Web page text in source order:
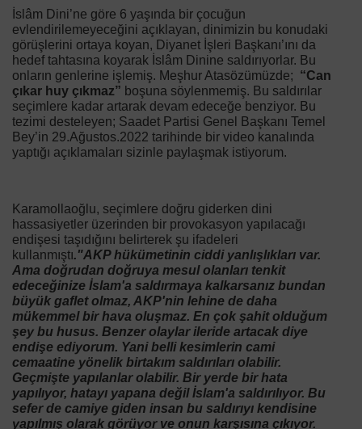
İslâm Dini’ne göre 6 yaşında bir çocuğun
evlendirilemeyeceğini açıklayan, dinimizin bu konudaki
görüşlerini ortaya koyan, Diyanet İşleri Başkanı’ını da
hedef tahtasına koyarak İslâm Dinine saldırıyorlar. Bu
onların genlerine işlemiş. Meşhur Atasözümüzde; “Can
çıkar huy çıkmaz” boşuna söylenmemiş. Bu saldırılar
seçimlere kadar artarak devam edeceğe benziyor. Bu
tezimi desteleyen; Saadet Partisi Genel Başkanı Temel
Bey’in 29.Ağustos.2022 tarihinde bir video kanalında
yaptığı açıklamaları sizinle paylaşmak istiyorum.
Karamollaoğlu, seçimlere doğru giderken dini
hassasiyetler üzerinden bir provokasyon yapılacağı
endişesi taşıdığını belirterek şu ifadeleri
kullanmıştı."AKP hükümetinin ciddi yanlışlıkları var.
Ama doğrudan doğruya mesul olanları tenkit
edeceğinize İslam'a saldırmaya kalkarsanız bundan
büyük gaflet olmaz, AKP'nin lehine de daha
mükemmel bir hava oluşmaz. En çok şahit olduğum
şey bu husus. Benzer olaylar ileride artacak diye
endişe ediyorum. Yani belli kesimlerin cami
cemaatine yönelik birtakım saldırıları olabilir.
Geçmişte yapılanlar olabilir. Bir yerde bir hata
yapılıyor, hatayı yapana değil İslam'a saldırılıyor. Bu
sefer de camiye giden insan bu saldırıyı kendisine
yapılmış olarak görüyor ve onun karşısına çıkıyor.